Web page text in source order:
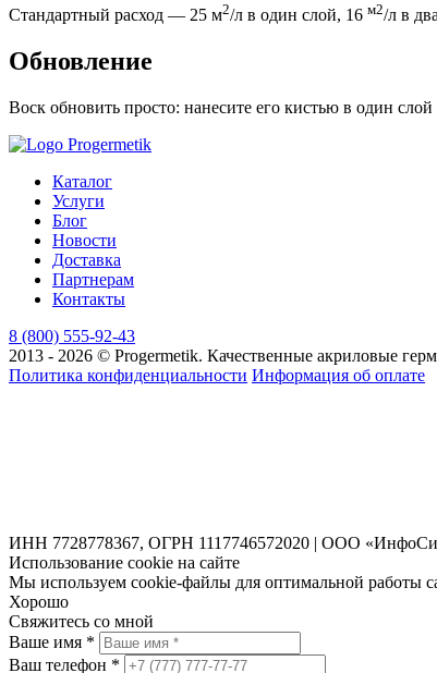
Стандартный расход ― 25 м2/л в один слой, 16 м2/л в
Обновление
Воск обновить просто: нанесите его кистью в один
Каталог
Услуги
Блог
Новости
Доставка
Партнерам
Контакты
8 (800) 555-92-43
2013 - 2026 © Progermetik. Качественные акриловые
Политика конфиденциальности Информация об оплате
ИНН 7728778367, ОГРН 1117746572020 | ООО
Использование cookie на сайте
Мы используем cookie-файлы для оптимальной работы
Хорошо
Свяжитесь со мной
Ваше имя *
Ваш телефон *